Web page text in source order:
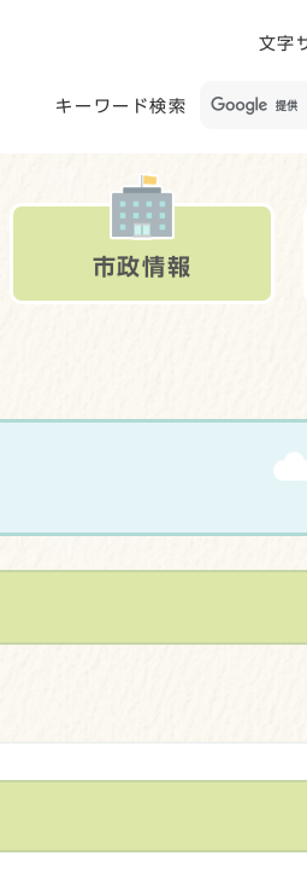
文字
キーワード検索
市政情報